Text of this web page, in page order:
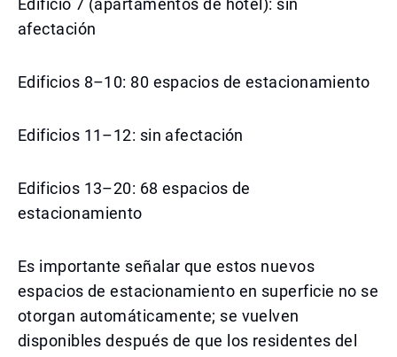
Edificio 7 (apartamentos de hotel): sin
afectación
Edificios 8–10: 80 espacios de estacionamiento
Edificios 11–12: sin afectación
Edificios 13–20: 68 espacios de
estacionamiento
Es importante señalar que estos nuevos
espacios de estacionamiento en superficie no se
otorgan automáticamente; se vuelven
disponibles después de que los residentes del